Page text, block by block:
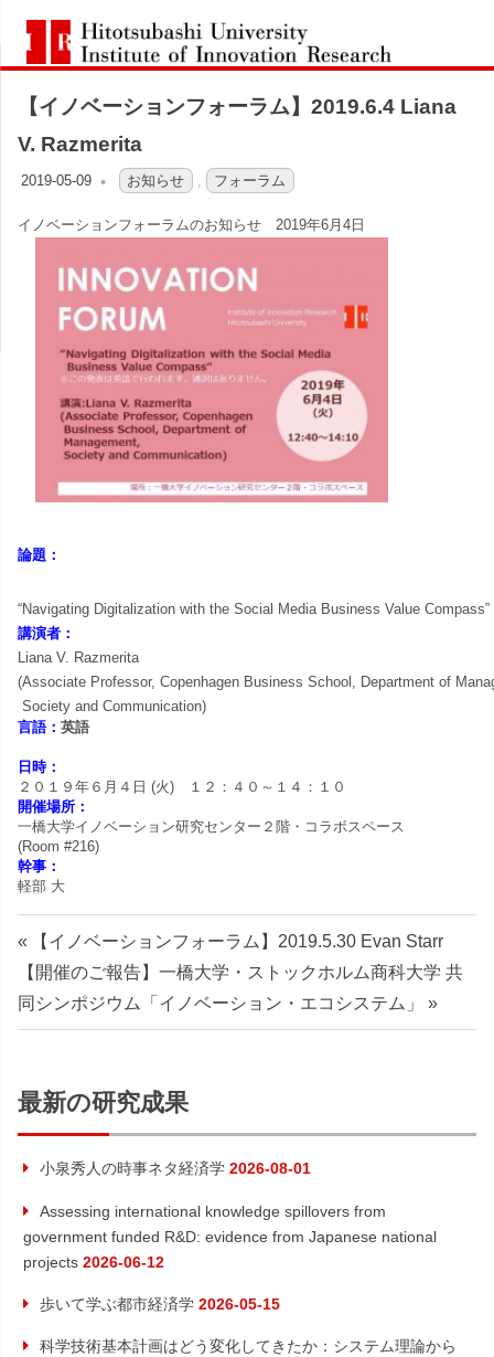
テ
橋
研
タ
Hitotsubashi
Institute
of
Research
【イノベーションフォーラム】2019.6.4 Liana
V. Razmerita
2019-05-09 OFO2_TESTIIR
お知らせ フォーラム
イノベーションフォーラムのお知らせ 2019年6月4日
論題：
“Navigating Digitalization with the Social Media Business Value Compass”
講演者：
Liana V. Razmerita
(Associate Professor, Copenhagen Business School, Department of
Society and Communication)
言語： 英語
日時：
２０１９年６ 月４日 (火) １２：４０～１４：１０
開催場所：
一橋大学イノベーション研究センター２階・コラボスペース
(Room #216)
幹事：
軽部 大
投
稿
ナ
ビ
ゲ
ー
シ
ョ
ン
前
の
記
事:
【イノベーションフォーラム】2019.5.30 Evan Starr
次
の
記
【開催のご報告】一橋大学・ストックホルム商科大学 共
同シンポジウム「イノベーション・エコシステム」
最新の研究成果
小泉秀人の時事ネタ経済学 2026-08-01
Assessing international knowledge spillovers from
government funded R&D: evidence from Japanese national
projects 2026-06-12
歩いて学ぶ都市経済学 2026-05-15
科学技術基本計画はどう変化してきたか：システム理論から